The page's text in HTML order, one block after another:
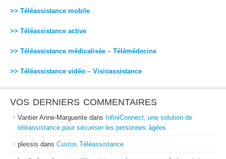
>> Téléassistance mobile
>> Téléassistance active
>> Téléassistance médicalisée – Télémédecine
>> Téléassistance vidéo – Visioassistance
VOS DERNIERS COMMENTAIRES
Vantier Anne-Marguerite dans InfiniConnect, une solution de
téléassistance pour sécuriser les personnes âgées
plessis dans Custos Téléassistance